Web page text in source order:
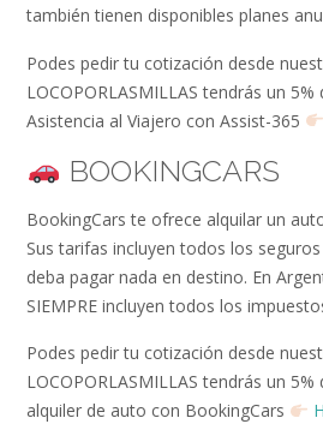
también tienen disponibles planes
Podes pedir tu cotización desde
LOCOPORLASMILLAS tendrás un
Asistencia al Viajero con Assist-365
BOOKINGCARS
BookingCars te ofrece alquilar un
Sus tarifas incluyen todos los
deba pagar nada en destino. En
SIEMPRE incluyen todos los
Podes pedir tu cotización desde
LOCOPORLASMILLAS tendrás un
alquiler de auto con BookingCars